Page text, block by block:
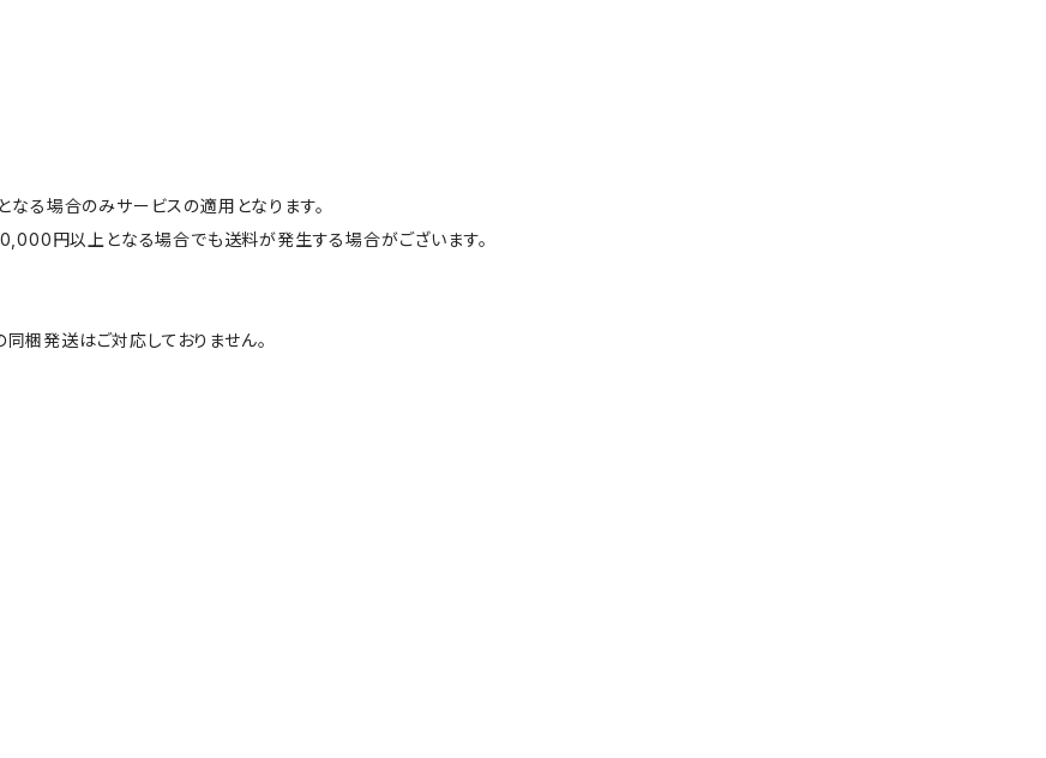
る場合のみサービスの適用となります。
円以上となる場合でも送料が発生する場合がございます。
梱発送はご対応しておりません。